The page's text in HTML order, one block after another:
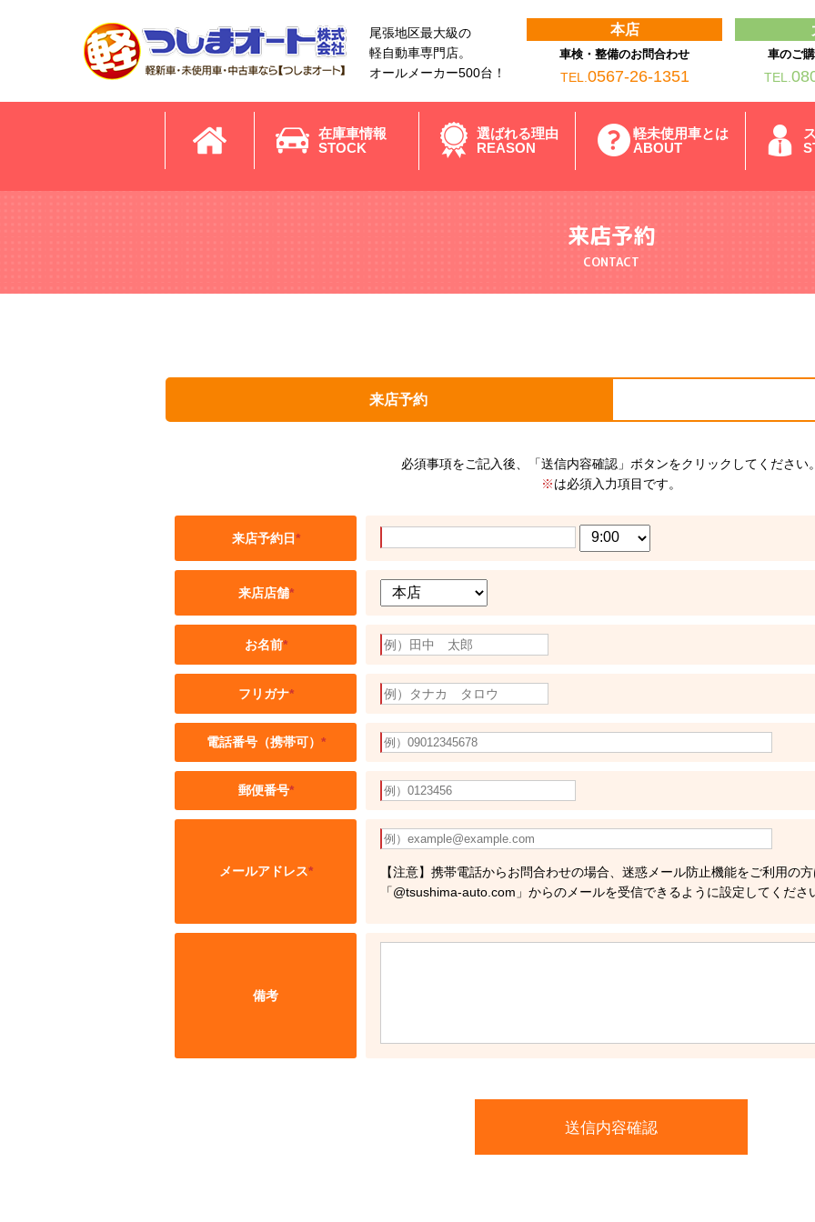
尾張地区最大級の
軽自動車専門店。
オールメーカー500台！
本店
車検・整備のお問合わせ
TEL. 0567-26-1351
車のご
TEL.
在庫車情報
STOCK
選ばれる理由
REASON
軽未使用車とは
ABOUT
来店予約
CONTACT
来店予約
必須事項をご記入後、「送信内容確認」ボタンをクリックしてください
※は必須入力項目です。
来店予約日*
来店店舗*
お名前*
フリガナ*
電話番号（携帯可） *
郵便番号*
メールアドレス*
【注意】携帯電話からお問合わせの場合、迷惑メール防止機能をご利用の
「@tsushima-auto.com」からのメールを受信できるように設定してくださ
備考